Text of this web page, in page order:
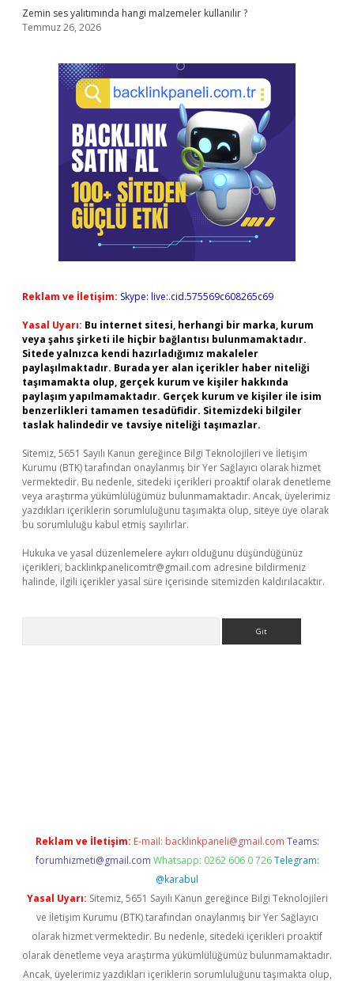
Zemin ses yalıtımında hangi malzemeler kullanılır ?
Temmuz 26, 2026
Reklam ve İletişim: Skype: live:.cid.575569c608265c69
Yasal Uyarı: Bu internet sitesi, herhangi bir marka, kurum
veya şahıs şirketi ile hiçbir bağlantısı bulunmamaktadır.
Sitede yalnızca kendi hazırladığımız makaleler
paylaşılmaktadır. Burada yer alan içerikler haber niteliği
taşımamakta olup, gerçek kurum ve kişiler hakkında
paylaşım yapılmamaktadır. Gerçek kurum ve kişiler ile isim
benzerlikleri tamamen tesadüfidir. Sitemizdeki bilgiler
taslak halindedir ve tavsiye niteliği taşımazlar.
Sitemiz, 5651 Sayılı Kanun gereğince Bilgi Teknolojileri ve İletişim
Kurumu (BTK) tarafından onaylanmış bir Yer Sağlayıcı olarak hizmet
vermektedir. Bu nedenle, sitedeki içerikleri proaktif olarak denetleme
veya araştırma yükümlülüğümüz bulunmamaktadır. Ancak, üyelerimiz
yazdıkları içeriklerin sorumluluğunu taşımakta olup, siteye üye olarak
bu sorumluluğu kabul etmiş sayılırlar.
Hukuka ve yasal düzenlemelere aykırı olduğunu düşündüğünüz
içerikleri, backlinkpanelicomtr@gmail.com adresine bildirmeniz
halinde, ilgili içerikler yasal süre içerisinde sitemizden kaldırılacaktır.
Reklam ve İletişim: E-mail: backlinkpaneli@gmail.com Teams:
forumhizmeti@gmail.com Whatsapp: 0262 606 0 726 Telegram:
@karabul
Yasal Uyarı: Sitemiz, 5651 Sayılı Kanun gereğince Bilgi Teknolojileri
ve İletişim Kurumu (BTK) tarafından onaylanmış bir Yer Sağlayıcı
olarak hizmet vermektedir. Bu nedenle, sitedeki içerikleri proaktif
olarak denetleme veya araştırma yükümlülüğümüz bulunmamaktadır.
Ancak, üyelerimiz yazdıkları içeriklerin sorumluluğunu taşımakta olup,